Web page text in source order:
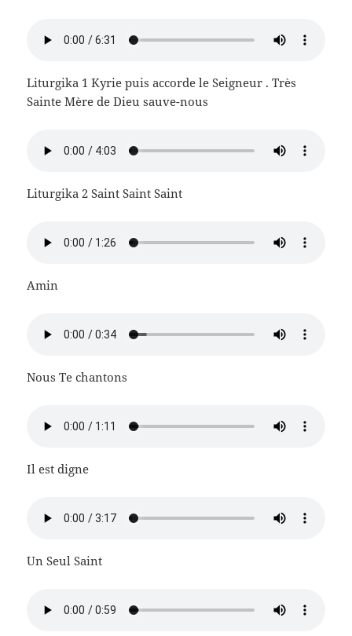
Liturgika 1 Kyrie puis accorde le Seigneur . Très
Sainte Mère de Dieu sauve-nous
Liturgika 2 Saint Saint Saint
Amin
Nous Te chantons
Il est digne
Un Seul Saint